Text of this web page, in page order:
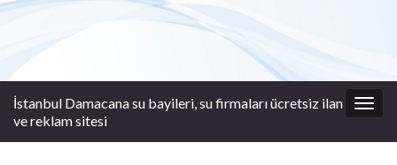
İstanbul Damacana su bayileri, su firmaları ücretsiz ilan
ve reklam sitesi